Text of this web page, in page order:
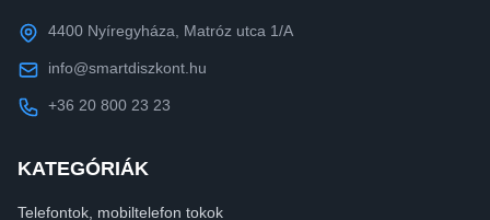
4400 Nyíregyháza, Matróz utca 1/A
info@smartdiszkont.hu
+36 20 800 23 23
KATEGÓRIÁK
Telefontok, mobiltelefon tokok